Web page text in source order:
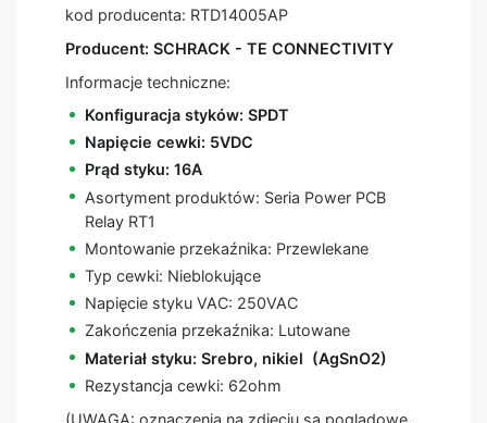
kod producenta: RTD14005AP
Producent: SCHRACK - TE CONNECTIVITY
Informacje techniczne:
Konfiguracja styków: SPDT
Napięcie cewki: 5VDC
Prąd styku: 16A
Asortyment produktów: Seria Power PCB
Relay RT1
Montowanie przekaźnika: Przewlekane
Typ cewki: Nieblokujące
Napięcie styku VAC: 250VAC
Zakończenia przekaźnika: Lutowane
Materiał styku: Srebro, nikiel (AgSnO2)
Rezystancja cewki: 62ohm
(UWAGA: oznaczenia na zdjęciu są poglądowe,